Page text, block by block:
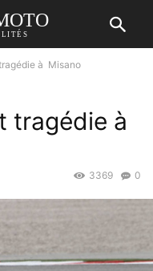
à Misano
tragédie à
0
3369